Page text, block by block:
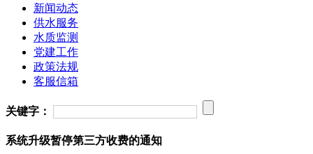
新闻动态
供水服务
水质监测
党建工作
政策法规
客服信箱
关键字：
系统升级暂停第三方收费的通知